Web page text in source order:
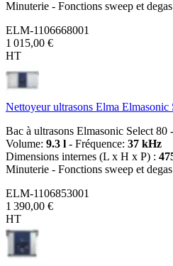
Minuterie - Fonctions sweep et
ELM-1106668001
1 015,00 €
HT
Nettoyeur ultrasons Elma Elmasonic
Bac à ultrasons Elmasonic Select
Volume: 9.3 l - Fréquence: 37 kHz
Dimensions internes (L x H x P) :
Minuterie - Fonctions sweep et
ELM-1106853001
1 390,00 €
HT